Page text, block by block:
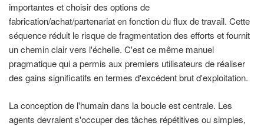
importantes et choisir des options de
fabrication/achat/partenariat en fonction du flux de travail. Cette
séquence réduit le risque de fragmentation des efforts et fournit
un chemin clair vers l'échelle. C'est ce même manuel
pragmatique qui a permis aux premiers utilisateurs de réaliser
des gains significatifs en termes d'excédent brut d'exploitation.
La conception de l'humain dans la boucle est centrale. Les
agents devraient s'occuper des tâches répétitives ou simples,